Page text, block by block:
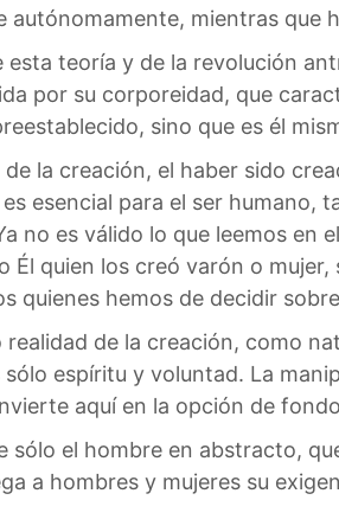
autónomamente, mientras que
esta teoría y de la revolución
por su corporeidad, que
sino que es él
de la creación, el haber sido
esencial para el ser
no es válido lo que leemos en
Él quien los creó varón o
quienes hemos de decidir
realidad de la creación, como
espíritu y voluntad. La
aquí en la opción de
sólo el hombre en abstracto,
a hombres y mujeres su